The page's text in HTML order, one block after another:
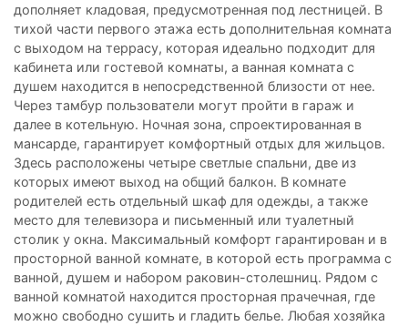
дополняет кладовая, предусмотренная под лестницей. В
тихой части первого этажа есть дополнительная комната
с выходом на террасу, которая идеально подходит для
кабинета или гостевой комнаты, а ванная комната с
душем находится в непосредственной близости от нее.
Через тамбур пользователи могут пройти в гараж и
далее в котельную. Ночная зона, спроектированная в
мансарде, гарантирует комфортный отдых для жильцов.
Здесь расположены четыре светлые спальни, две из
которых имеют выход на общий балкон. В комнате
родителей есть отдельный шкаф для одежды, а также
место для телевизора и письменный или туалетный
столик у окна. Максимальный комфорт гарантирован и в
просторной ванной комнате, в которой есть программа с
ванной, душем и набором раковин-столешниц. Рядом с
ванной комнатой находится просторная прачечная, где
можно свободно сушить и гладить белье. Любая хозяйка